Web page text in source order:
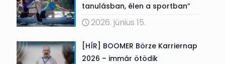
tanulásban, élen a sportban”
2026. június 15.
[HÍR] BOOMER Börze Karriernap
2026 – immár ötödik